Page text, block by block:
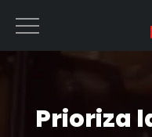
Prioriza